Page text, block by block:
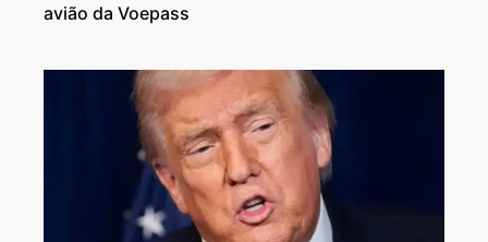
avião da Voepass